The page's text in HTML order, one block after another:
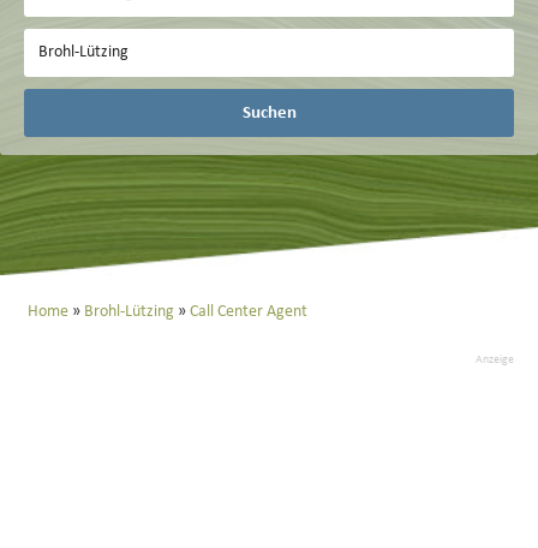
Suchen
Home Brohl-Lützing Call Center Agent
Anzeige